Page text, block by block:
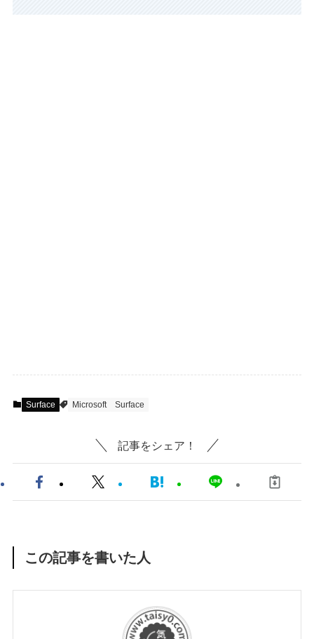
Surface Microsoft Surface
記事をシェア！
この記事を書いた人